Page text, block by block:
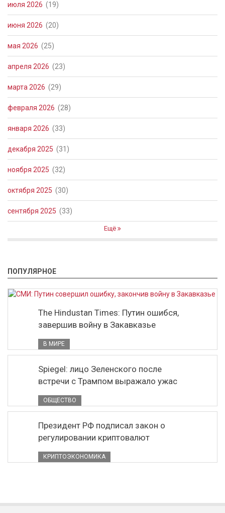
июля 2026 (19)
июня 2026 (20)
мая 2026 (25)
апреля 2026 (23)
марта 2026 (29)
февраля 2026 (28)
января 2026 (33)
декабря 2025 (31)
ноября 2025 (32)
октября 2025 (30)
сентября 2025 (33)
Ещё
ПОПУЛЯРНОЕ
The Hindustan Times: Путин ошибся,
завершив войну в Закавказье
В МИРЕ
Spiegel: лицо Зеленского после
встречи с Трампом выражало ужас
ОБЩЕСТВО
Президент РФ подписал закон о
регулировании криптовалют
КРИПТОЭКОНОМИКА